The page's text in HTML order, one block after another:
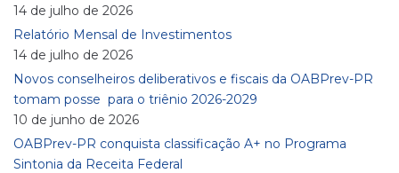
14 de julho de 2026
Relatório Mensal de Investimentos
14 de julho de 2026
Novos conselheiros deliberativos e fiscais da OABPrev-PR
tomam posse para o triênio 2026-2029
10 de junho de 2026
OABPrev-PR conquista classificação A+ no Programa
Sintonia da Receita Federal